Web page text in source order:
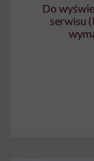
Do
serwisu